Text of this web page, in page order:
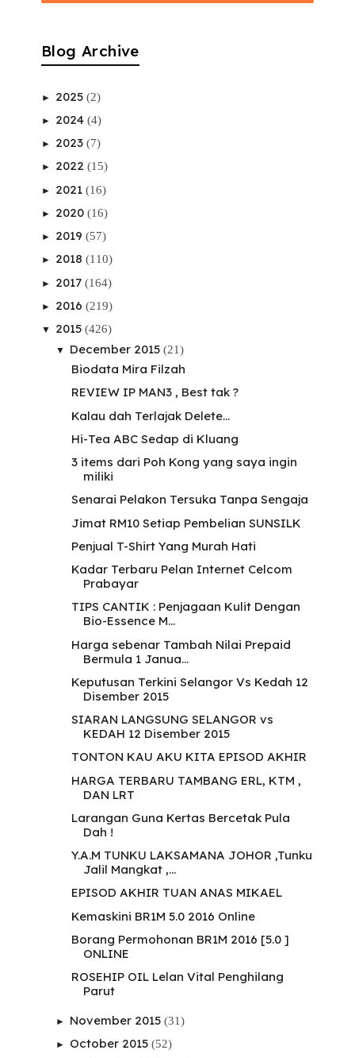
Blog Archive
► 2025 (2)
► 2024 (4)
► 2023 (7)
► 2022 (15)
► 2021 (16)
► 2020 (16)
► 2019 (57)
► 2018 (110)
► 2017 (164)
► 2016 (219)
▼ 2015 (426)
▼ December 2015 (21)
Biodata Mira Filzah
REVIEW IP MAN3 , Best tak ?
Kalau dah Terlajak Delete...
Hi-Tea ABC Sedap di Kluang
3 items dari Poh Kong yang saya ingin
miliki
Senarai Pelakon Tersuka Tanpa Sengaja
Jimat RM10 Setiap Pembelian SUNSILK
Penjual T-Shirt Yang Murah Hati
Kadar Terbaru Pelan Internet Celcom
Prabayar
TIPS CANTIK : Penjagaan Kulit Dengan
Bio-Essence M...
Harga sebenar Tambah Nilai Prepaid
Bermula 1 Janua...
Keputusan Terkini Selangor Vs Kedah 12
Disember 2015
SIARAN LANGSUNG SELANGOR vs
KEDAH 12 Disember 2015
TONTON KAU AKU KITA EPISOD AKHIR
HARGA TERBARU TAMBANG ERL, KTM ,
DAN LRT
Larangan Guna Kertas Bercetak Pula
Dah !
Y.A.M TUNKU LAKSAMANA JOHOR ,Tunku
Jalil Mangkat ,...
EPISOD AKHIR TUAN ANAS MIKAEL
Kemaskini BR1M 5.0 2016 Online
Borang Permohonan BR1M 2016 [5.0 ]
ONLINE
ROSEHIP OIL Lelan Vital Penghilang
Parut
► November 2015 (31)
► October 2015 (52)